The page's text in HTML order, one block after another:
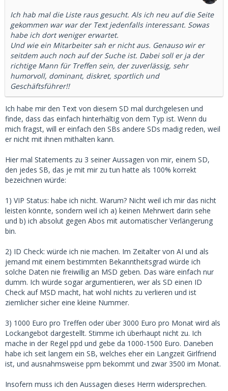
Ich hab mal die Liste raus gesucht. Als ich neu auf die Seite
gekommen war war der Text jedenfalls interessant. Sowas
habe ich dort weniger erwartet.
Und wie ein Mitarbeiter sah er nicht aus. Genauso wir er
seitdem auch noch auf der Suche ist. Dabei soll er ja der
richtige Mann für Treffen sein, der zuverlässig, sehr
humorvoll, dominant, diskret, sportlich und
Geschäftsführer!!
Ich habe mir den Text von diesem SD mal durchgelesen und
finde, dass das einfach hinterhältig von dem Typ ist. Wenn du
mich fragst, will er einfach den SBs andere SDs madig reden, weil
er nicht mit ihnen mithalten kann.
Hier mal Statements zu 3 seiner Aussagen von mir, einem SD,
den jedes SB, das je mit mir zu tun hatte als 100% korrekt
bezeichnen würde:
1) VIP Status: habe ich nicht. Warum? Nicht weil ich mir das nicht
leisten könnte, sondern weil ich a) keinen Mehrwert darin sehe
und b) ich absolut gegen Abos mit automatischer Verlängerung
bin.
2) ID Check: würde ich nie machen. Im Zeitalter von AI und als
jemand mit einem bestimmten Bekanntheitsgrad würde ich
solche Daten nie freiwillig an MSD geben. Das wäre einfach nur
dumm. Ich würde sogar argumentieren, wer als SD einen ID
Check auf MSD macht, hat wohl nichts zu verlieren und ist
ziemlicher sicher eine kleine Nummer.
3) 1000 Euro pro Treffen oder über 3000 Euro pro Monat wird als
Lockangebot dargestellt. Stimme ich überhaupt nicht zu. Ich
mache in der Regel ppd und gebe da 1000-1500 Euro. Daneben
habe ich seit langem ein SB, welches eher ein Langzeit Girlfriend
ist, und ausnahmsweise ppm bekommt und zwar 3500 im Monat.
Insofern muss ich den Aussagen dieses Herrn widersprechen.